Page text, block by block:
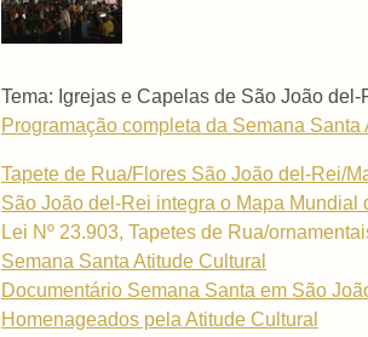
Tema: Igrejas e Capelas de São João del-
Programação completa da Semana
Tapete de Rua/Flores São João del-Rei/
São João del-Rei integra o Mapa Mundial
Lei Nº 23.903, Tapetes de Rua/
Semana Santa Atitude Cultural
Documentário Semana Santa em São
Homenageados pela Atitude Cultural